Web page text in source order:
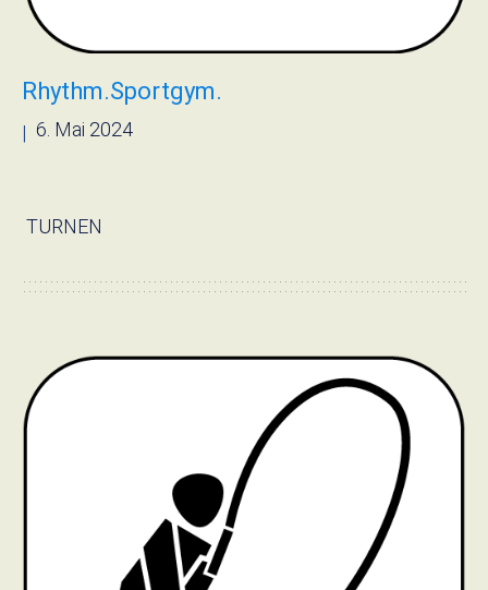
Rhythm.Sportgym.
| 6. Mai 2024
TURNEN